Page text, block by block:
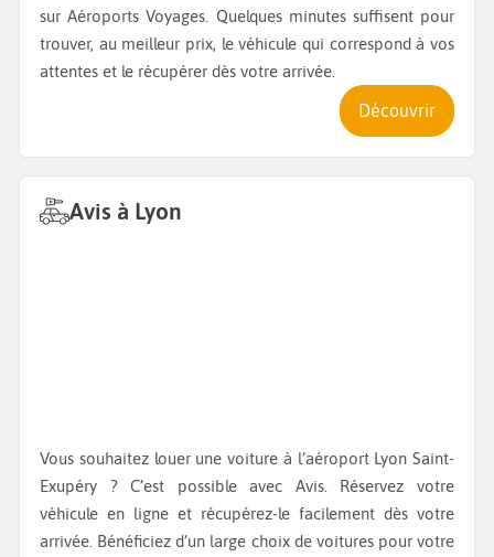
sur Aéroports Voyages. Quelques minutes suffisent pour
trouver, au meilleur prix, le véhicule qui correspond à vos
attentes et le récupérer dès votre arrivée.
Découvrir
Avis à Lyon
Vous souhaitez louer une voiture à l’aéroport Lyon Saint-
Exupéry ? C’est possible avec Avis. Réservez votre
véhicule en ligne et récupérez-le facilement dès votre
arrivée. Bénéficiez d’un large choix de voitures pour votre